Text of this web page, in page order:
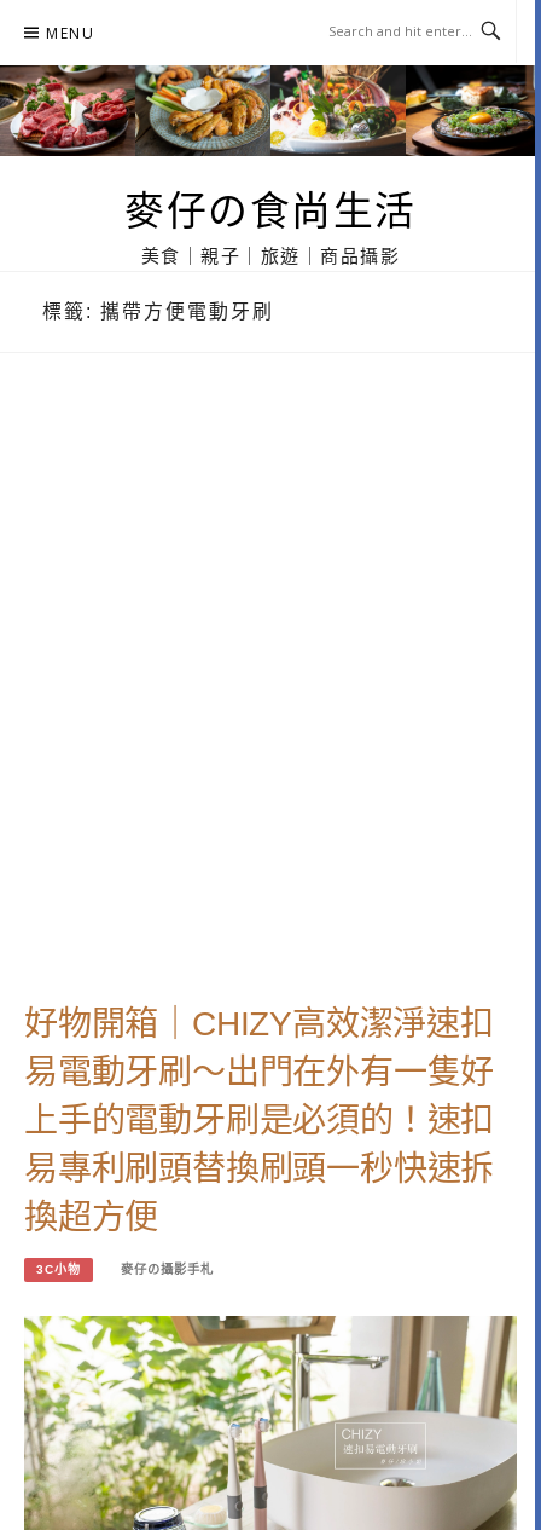
content
MENU
麥仔の食尚生活
美食｜親子｜旅遊｜商品攝影
標籤: 攜帶方便電動牙刷
好物開箱｜CHIZY高效潔淨速扣
易電動牙刷～出門在外有一隻好
上手的電動牙刷是必須的！速扣
易專利刷頭替換刷頭一秒快速拆
換超方便
3C小物 麥仔の攝影手札